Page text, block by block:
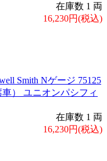
在庫数 1 両
16,230円(税込)
Smith Nゲージ 75125
） ユニオンパシフィ
在庫数 1 両
16,230円(税込)